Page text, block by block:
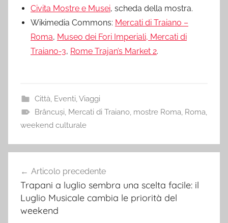
Civita Mostre e Musei, scheda della mostra.
Wikimedia Commons: Mercati di Traiano –
Roma, Museo dei Fori Imperiali, Mercati di
Traiano-3, Rome Trajan’s Market 2.
Città, Eventi,Viaggi
Brâncuși, Mercati di Traiano, mostre Roma, Roma,
weekend culturale
articoli
Articolo precedente
Trapani a luglio sembra una scelta facile: il
Luglio Musicale cambia le priorità del
weekend